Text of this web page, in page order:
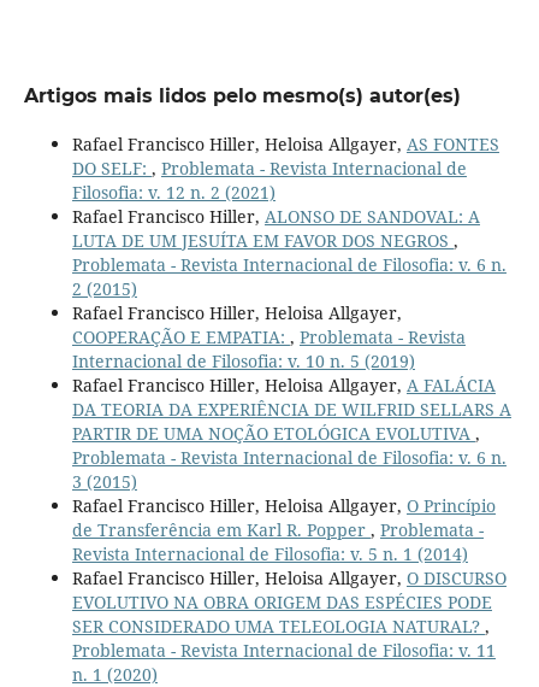
Artigos mais lidos pelo mesmo(s) autor(es)
Rafael Francisco Hiller, Heloisa Allgayer, AS FONTES
DO SELF: , Problemata - Revista Internacional de
Filosofia: v. 12 n. 2 (2021)
Rafael Francisco Hiller, ALONSO DE SANDOVAL: A
LUTA DE UM JESUÍTA EM FAVOR DOS NEGROS ,
Problemata - Revista Internacional de Filosofia: v. 6 n.
2 (2015)
Rafael Francisco Hiller, Heloisa Allgayer,
COOPERAÇÃO E EMPATIA: , Problemata - Revista
Internacional de Filosofia: v. 10 n. 5 (2019)
Rafael Francisco Hiller, Heloisa Allgayer, A FALÁCIA
DA TEORIA DA EXPERIÊNCIA DE WILFRID SELLARS A
PARTIR DE UMA NOÇÃO ETOLÓGICA EVOLUTIVA ,
Problemata - Revista Internacional de Filosofia: v. 6 n.
3 (2015)
Rafael Francisco Hiller, Heloisa Allgayer, O Princípio
de Transferência em Karl R. Popper , Problemata -
Revista Internacional de Filosofia: v. 5 n. 1 (2014)
Rafael Francisco Hiller, Heloisa Allgayer, O DISCURSO
EVOLUTIVO NA OBRA ORIGEM DAS ESPÉCIES PODE
SER CONSIDERADO UMA TELEOLOGIA NATURAL? ,
Problemata - Revista Internacional de Filosofia: v. 11
n. 1 (2020)